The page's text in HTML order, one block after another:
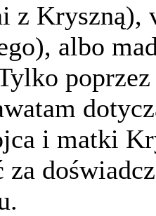
z Kryszną),
albo
poprzez
i matki
za